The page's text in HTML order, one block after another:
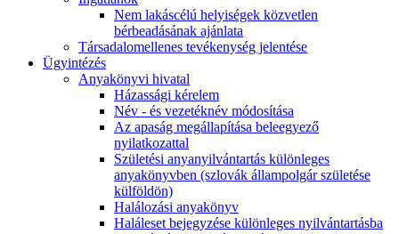
Nem lakáscélú helyiségek közvetlen
bérbeadásának ajánlata
Társadalomellenes tevékenység jelentése
Ügyintézés
Anyakönyvi hivatal
Házassági kérelem
Név - és vezetéknév módosítása
Az apaság megállapítása beleegyező
nyilatkozattal
Születési anyanyilvántartás különleges
anyakönyvben (szlovák állampolgár születése
külföldön)
Halálozási anyakönyv
Haláleset bejegyzése különleges nyilvántartásba